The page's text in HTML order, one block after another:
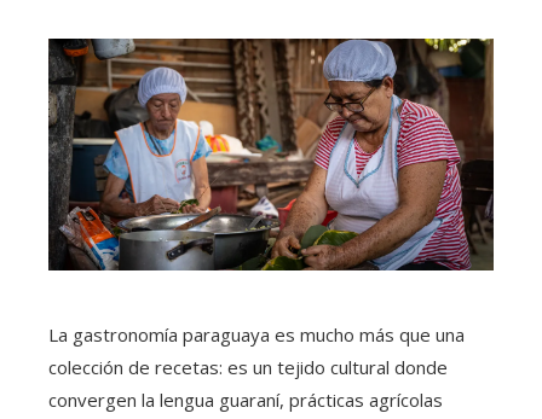
La gastronomía paraguaya es mucho más que una
colección de recetas: es un tejido cultural donde
convergen la lengua guaraní, prácticas agrícolas